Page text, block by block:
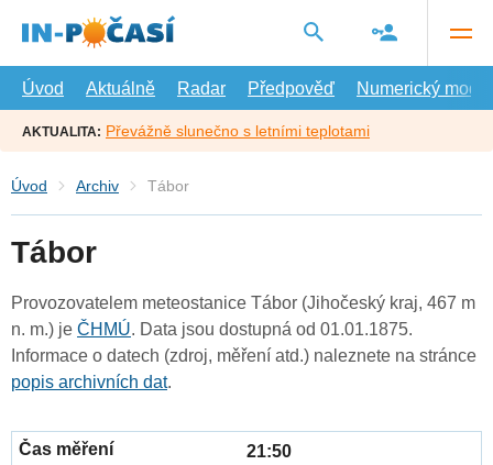
hlavní
Úvod
Aktuálně Radar Předpověď Numerický model
AKTUALITA: Převážně slunečno s letními teplotami
Úvod Archiv Tábor
Tábor
Provozovatelem meteostanice Tábor (Jihočeský kraj, 467 m
n. m.) je ČHMÚ. Data jsou dostupná od 01.01.1875.
Informace o datech (zdroj, měření atd.) naleznete na stránce
popis archivních dat.
21:50